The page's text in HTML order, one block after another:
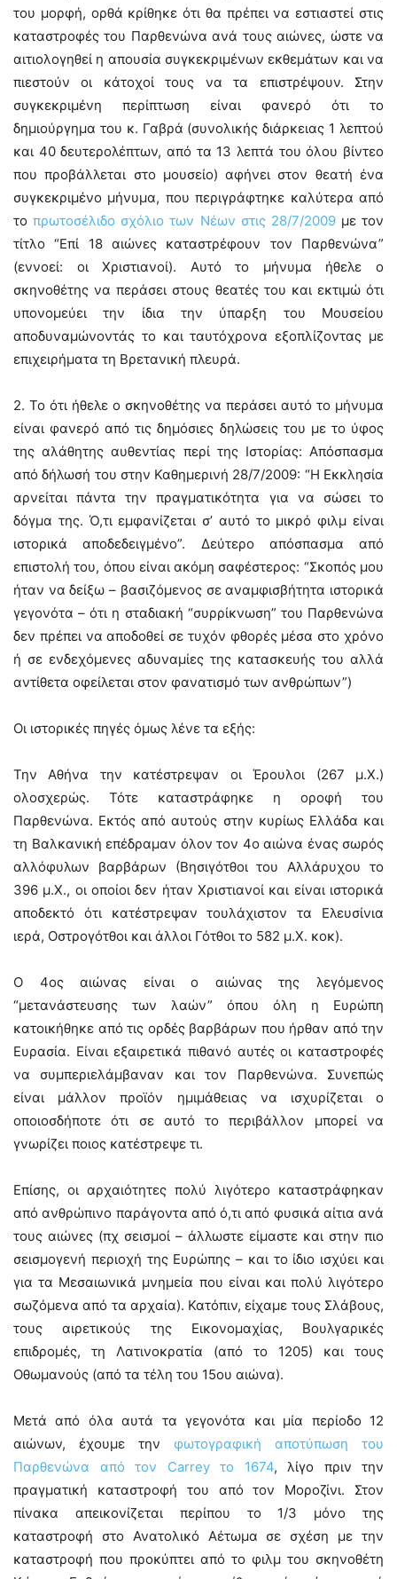
του μορφή, ορθά κρίθηκε ότι θα πρέπει να εστιαστεί στις
καταστροφές του Παρθενώνα ανά τους αιώνες, ώστε να
αιτιολογηθεί η απουσία συγκεκριμένων εκθεμάτων και να
πιεστούν οι κάτοχοί τους να τα επιστρέψουν. Στην
συγκεκριμένη περίπτωση είναι φανερό ότι το
δημιούργημα του κ. Γαβρά (συνολικής διάρκειας 1 λεπτού
και 40 δευτερολέπτων, από τα 13 λεπτά του όλου βίντεο
που προβάλλεται στο μουσείο) αφήνει στον θεατή ένα
συγκεκριμένο μήνυμα, που περιγράφτηκε καλύτερα από
τοπρωτοσέλιδο σχόλιο των Νέων στις 28/7/2009με τον
τίτλο “Επί 18 αιώνες καταστρέφουν τον Παρθενώνα”
(εννοεί: οι Χριστιανοί). Αυτό το μήνυμα ήθελε ο
σκηνοθέτης να περάσει στους θεατές του και εκτιμώ ότι
υπονομεύει την ίδια την ύπαρξη του Μουσείου
αποδυναμώνοντάς το και ταυτόχρονα εξοπλίζοντας με
επιχειρήματα τη Βρετανική πλευρά.
2. Το ότι ήθελε ο σκηνοθέτης να περάσει αυτό το μήνυμα
είναι φανερό από τις δημόσιες δηλώσεις του με το ύφος
της αλάθητης αυθεντίας περί της Ιστορίας: Aπόσπασμα
από δήλωσή του στην Καθημερινή 28/7/2009: “Η Εκκλησία
αρνείται πάντα την πραγματικότητα για να σώσει το
δόγμα της. Ό,τι εμφανίζεται σ’ αυτό το μικρό φιλμ είναι
ιστορικά αποδεδειγμένο”. Δεύτερο απόσπασμα από
επιστολή του, όπου είναι ακόμη σαφέστερος: “Σκοπός μου
ήταν να δείξω – βασιζόμενος σε αναμφισβήτητα ιστορικά
γεγονότα – ότι η σταδιακή “συρρίκνωση” του Παρθενώνα
δεν πρέπει να αποδοθεί σε τυχόν φθορές μέσα στο χρόνο
ή σε ενδεχόμενες αδυναμίες της κατασκευής του αλλά
αντίθετα οφείλεται στον φανατισμό των ανθρώπων”)
Οι ιστορικές πηγές όμως λένε τα εξής:
Την Αθήνα την κατέστρεψαν οι Έρουλοι (267 μ.Χ.)
ολοσχερώς. Τότε καταστράφηκε η οροφή του
Παρθενώνα. Εκτός από αυτούς στην κυρίως Ελλάδα και
τη Βαλκανική επέδραμαν όλον τον 4ο αιώνα ένας σωρός
αλλόφυλων βαρβάρων (Βησιγότθοι του Αλλάρυχου το
396 μ.Χ., οι οποίοι δεν ήταν Χριστιανοί και είναι ιστορικά
αποδεκτό ότι κατέστρεψαν τουλάχιστον τα Ελευσίνια
ιερά, Οστρογότθοι και άλλοι Γότθοι το 582 μ.Χ. κοκ).
Ο 4ος αιώνας είναι ο αιώνας της λεγόμενος
“μετανάστευσης των λαών” όπου όλη η Ευρώπη
κατοικήθηκε από τις ορδές βαρβάρων που ήρθαν από την
Ευρασία. Είναι εξαιρετικά πιθανό αυτές οι καταστροφές
να συμπεριελάμβαναν και τον Παρθενώνα. Συνεπώς
είναι μάλλον προϊόν ημιμάθειας να ισχυρίζεται ο
οποιοσδήποτε ότι σε αυτό το περιβάλλον μπορεί να
γνωρίζει ποιος κατέστρεψε τι.
Επίσης, οι αρχαιότητες πολύ λιγότερο καταστράφηκαν
από ανθρώπινο παράγοντα από ό,τι από φυσικά αίτια ανά
τους αιώνες (πχ σεισμοί – άλλωστε είμαστε και στην πιο
σεισμογενή περιοχή της Ευρώπης – και το ίδιο ισχύει και
για τα Μεσαιωνικά μνημεία που είναι και πολύ λιγότερο
σωζόμενα από τα αρχαία). Κατόπιν, είχαμε τους Σλάβους,
τους αιρετικούς της Εικονομαχίας, Βουλγαρικές
επιδρομές, τη Λατινοκρατία (από το 1205) και τους
Οθωμανούς (από τα τέλη του 15ου αιώνα).
Μετά από όλα αυτά τα γεγονότα και μία περίοδο 12
αιώνων, έχουμε την φωτογραφική αποτύπωση του
Παρθενώνα από τον Carrey το 1674, λίγο πριν την
πραγματική καταστροφή του από τον Μοροζίνι. Στον
πίνακα απεικονίζεται περίπου το 1/3 μόνο της
καταστροφή στο Ανατολικό Αέτωμα σε σχέση με την
καταστροφή που προκύπτει από το φιλμ του σκηνοθέτη